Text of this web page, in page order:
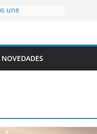
une
NOVEDADES